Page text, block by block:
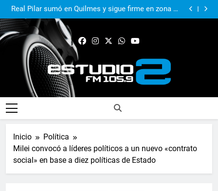
e identidad
Real Pilar sumó en Quilmes y sigue firme en zona de
Reducido
Murió Jorge Messi, el papá del 10 de la selección
El Municipio acompañó al Centro Papa Francisco en
El Municipio sigue apoyando los espacios de cultura
Real Pilar sumó en Quilmes y sigue firme en zona de
Murió Jorge Messi, el papá del 10 de la selección
argentina
FM Estudio 2
Inicio
Política
Milei convocó a líderes políticos a un nuevo «contrato
social» en base a diez políticas de Estado